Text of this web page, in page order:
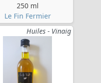
250 ml
Le Fin Fermier
Huiles - Vinaig